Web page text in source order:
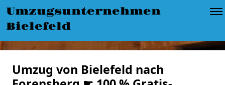
Umzugsunternehmen
Bielefeld
Umzug von Bielefeld nach